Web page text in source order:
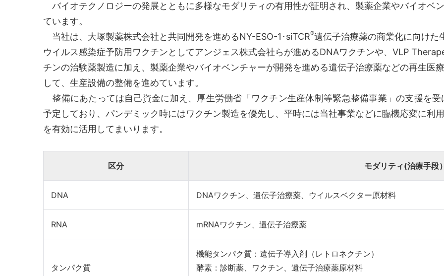
バイオテクノロジーの発展とともに多様なモダリティの有用性が証明され、製薬企業やバイオベ
ています。
当社は、大塚製薬株式会社と共同開発を進めるNY-ESO-1･siTCR®遺伝子治療薬の商業化に向けた
ウイルス感染症予防用ワクチンとしてアンジェス株式会社らが進めるDNAワクチンや、VLP
チンの治験薬製造に加え、製薬企業やバイオベンチャーが開発を進める遺伝子治療薬などの再生医
して、生産設備の整備を進めています。
整備にあたっては自己資金に加え、厚生労働省「ワクチン生産体制等緊急整備事業」の支援を
予定しており、パンデミック時にはワクチン製造を優先し、平時には当社事業などに臨機応変に利
を有効に活用してまいります。
区分 モダリティ(治療手段
DNA DNAワクチン、遺伝子治療薬、ウイルスベクター原材料
RNA mRNAワクチン、遺伝子治療薬
タンパク質
機能タンパク質：遺伝子導入剤（レトロネクチン）
酵素：診断薬、ワクチン、遺伝子治療薬原材料